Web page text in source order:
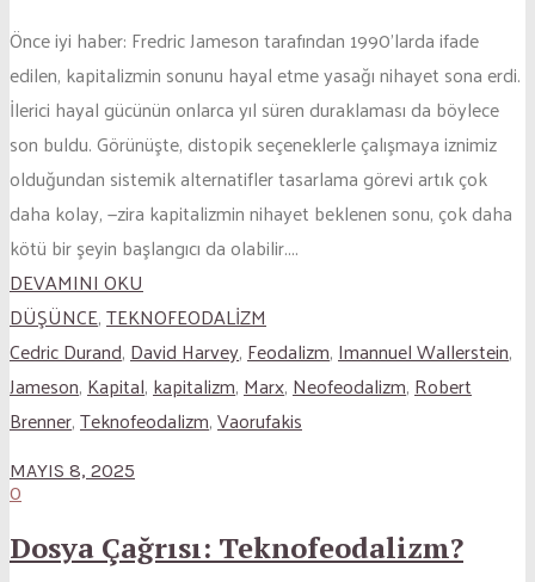
Önce iyi haber: Fredric Jameson tarafından 1990’larda ifade
edilen, kapitalizmin sonunu hayal etme yasağı nihayet sona erdi.
İlerici hayal gücünün onlarca yıl süren duraklaması da böylece
son buldu. Görünüşte, distopik seçeneklerle çalışmaya iznimiz
olduğundan sistemik alternatifler tasarlama görevi artık çok
daha kolay, —zira kapitalizmin nihayet beklenen sonu, çok daha
kötü bir şeyin başlangıcı da olabilir....
DEVAMINI OKU
DÜŞÜNCE,TEKNOFEODALİZM
Cedric Durand,David Harvey,Feodalizm,Imannuel Wallerstein,
Jameson,Kapital,kapitalizm,Marx,Neofeodalizm,Robert
Brenner,Teknofeodalizm,Vaorufakis
MAYIS 8, 2025
0
Dosya Çağrısı: Teknofeodalizm?